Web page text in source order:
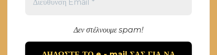
Δεν στέλνουμε spam!